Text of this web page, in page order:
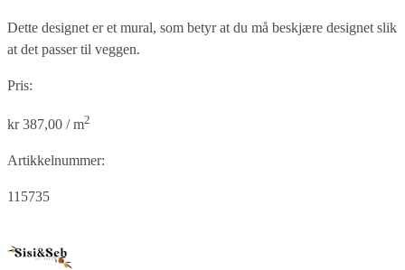
Dette designet er et mural, som betyr at du må beskjære designet slik
at det passer til veggen.
Pris:
kr 387,00 / m2
Artikkelnummer:
115735